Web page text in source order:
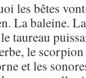
les bêtes
La baleine.
taureau
le
et les